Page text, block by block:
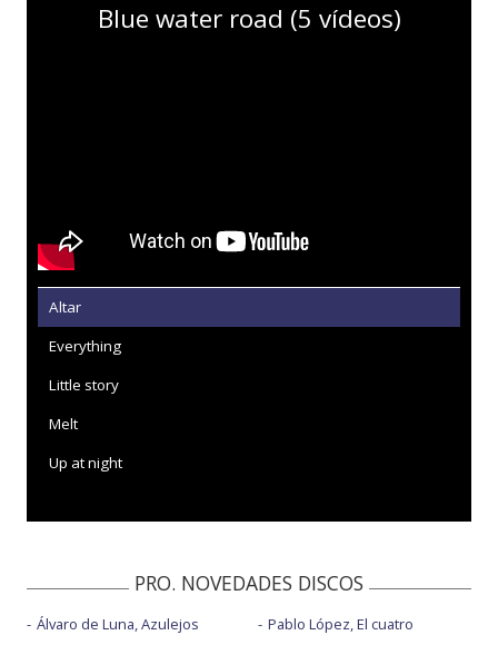
Blue water road (5 vídeos)
Altar
Everything
Little story
Melt
Up at night
PRO. NOVEDADES DISCOS
Álvaro de Luna, Azulejos
Pablo López, El cuatro